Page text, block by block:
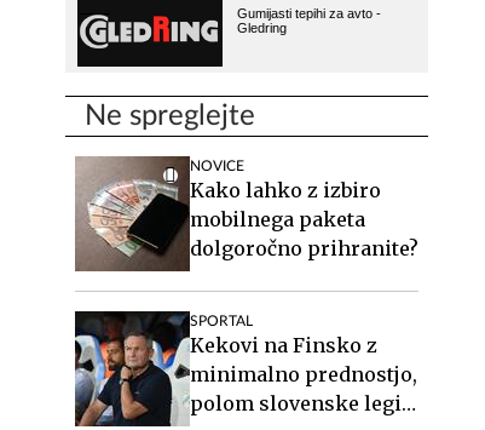
Ne spreglejte
NOVICE
Kako lahko z izbiro
mobilnega paketa
dolgoročno prihranite?
SPORTAL
Kekovi na Finsko z
minimalno prednostjo,
polom slovenske legije